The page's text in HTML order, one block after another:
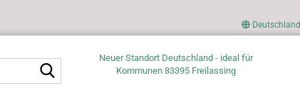
Deutschland
Neuer Standort Deutschland - ideal für
Kommunen 83395 Freilassing